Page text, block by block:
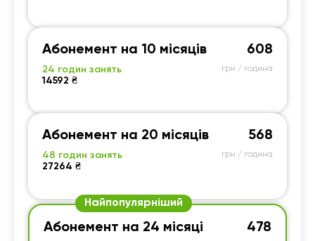
Абонемент на 10 місяців
24 годин занять
14592 ₴
608
грн / година
Абонемент на 20 місяців
48 годин занять
27264 ₴
568
грн / година
Найпопулярніший
Абонемент на 24 місяці 478